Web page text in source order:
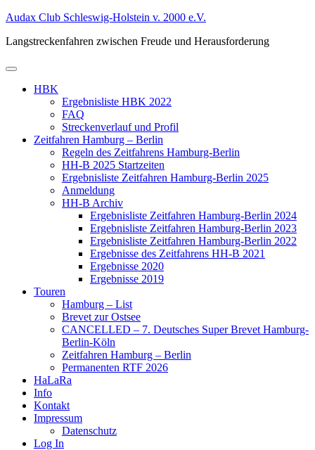
Zum
springen
Audax Club Schleswig-Holstein v. 2000 e.V.
Langstreckenfahren zwischen Freude und Herausforderung
Primäres
HBK
Ergebnisliste HBK 2022
FAQ
Streckenverlauf und Profil
Zeitfahren Hamburg – Berlin
Regeln des Zeitfahrens Hamburg-Berlin
HH-B 2025 Startzeiten
Ergebnisliste Zeitfahren Hamburg-Berlin 2025
Anmeldung
HH-B Archiv
Ergebnisliste Zeitfahren Hamburg-Berlin 2024
Ergebnisliste Zeitfahren Hamburg-Berlin 2023
Ergebnisliste Zeitfahren Hamburg-Berlin 2022
Ergebnisse des Zeitfahrens HH-B 2021
Ergebnisse 2020
Ergebnisse 2019
Touren
Hamburg – List
Brevet zur Ostsee
CANCELLED – 7. Deutsches Super Brevet Hamburg-
Berlin-Köln
Zeitfahren Hamburg – Berlin
Permanenten RTF 2026
HaLaRa
Info
Kontakt
Impressum
Datenschutz
Log In